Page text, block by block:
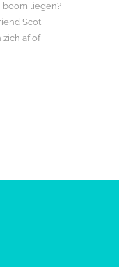
boom liegen?
Scot
zich af of